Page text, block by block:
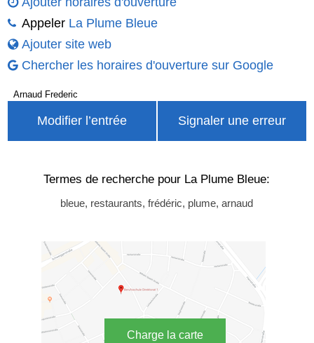
Appeler La Plume Bleue
Ajouter site web
Chercher les horaires d'ouverture sur Google
Arnaud Frederic
Modifier l’entrée Signaler une erreur
Termes de recherche pour La Plume Bleue:
bleue, restaurants, frédéric, plume, arnaud
Charge la carte